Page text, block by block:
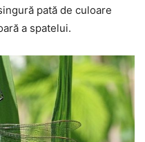
pată de culoare
a spatelui.